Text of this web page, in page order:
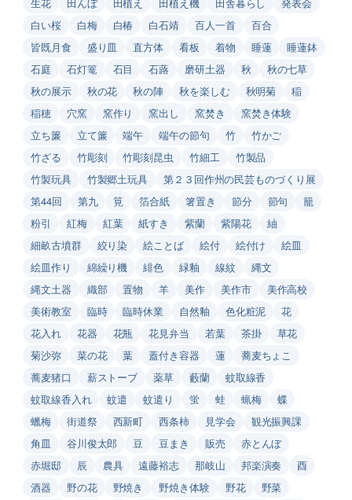
白い桜
白梅 白椿 白石靖 百人一首
百合
皆既月食
盛り皿 直方体 看板 着物 睡蓮
睡蓮鉢
石庭
石灯篭 石目 石蕗 磨研土器 秋
秋の七草
秋の展示
秋の花 秋の陣 秋を楽しむ 秋明菊
稲
稲穂
穴窯 窯作り 窯出し 窯焚き
窯焚き体験
立ち簾
立て簾 端午 端午の節句 竹
竹かご
竹ざる
竹彫刻 竹彫刻昆虫 竹細工
竹製品
竹製玩具
竹製郷土玩具
第２３回作州の民芸ものづくり展
第44回
第九 筧 箔合紙 箸置き 節分 節句
籠
粉引
紅梅 紅葉 紙すき 紫蘭 紫陽花
紬
細畝古墳群
絞り染 絵ことば 絵付 絵付け
絵皿
絵皿作り
綿繰り機 緋色 緑釉 線紋
縄文
縄文土器
織部 置物 羊 美作 美作市
美作高校
美術教室
臨時 臨時休業 自然釉 色化粧泥
花
花入れ
花器 花瓶 花見弁当 若葉 茶掛
草花
菊沙弥
菜の花 葉 蓋付き容器 蓮
蕎麦ちょこ
蕎麦猪口
薪ストーブ 薬草 藪蘭
蚊取線香
蚊取線香入れ
蚊遣 蚊遣り 蛍 蛙 蝋梅
蝶
蠟梅
街道祭 西新町 西条柿 見学会
観光振興課
角皿
谷川俊太郎 豆 豆まき 販売
赤とんぼ
赤堀邸
辰 農具 遠藤裕志 那岐山 邦楽演奏
酉
酒器
野の花 野焼き 野焼き体験 野花
野菜